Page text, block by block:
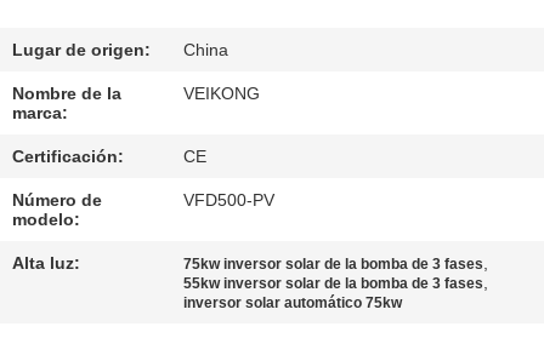
SOLICITAR
UNA
COTIZACIÓN
MAPA
Lugar de origen: China
Nombre de la
marca:
VEIKONG
Certificación: CE
Número de
modelo:
VFD500-PV
Alta luz: 75kw inversor solar de la bomba de 3 fases,
55kw inversor solar de la bomba de 3 fases,
inversor solar automático 75kw